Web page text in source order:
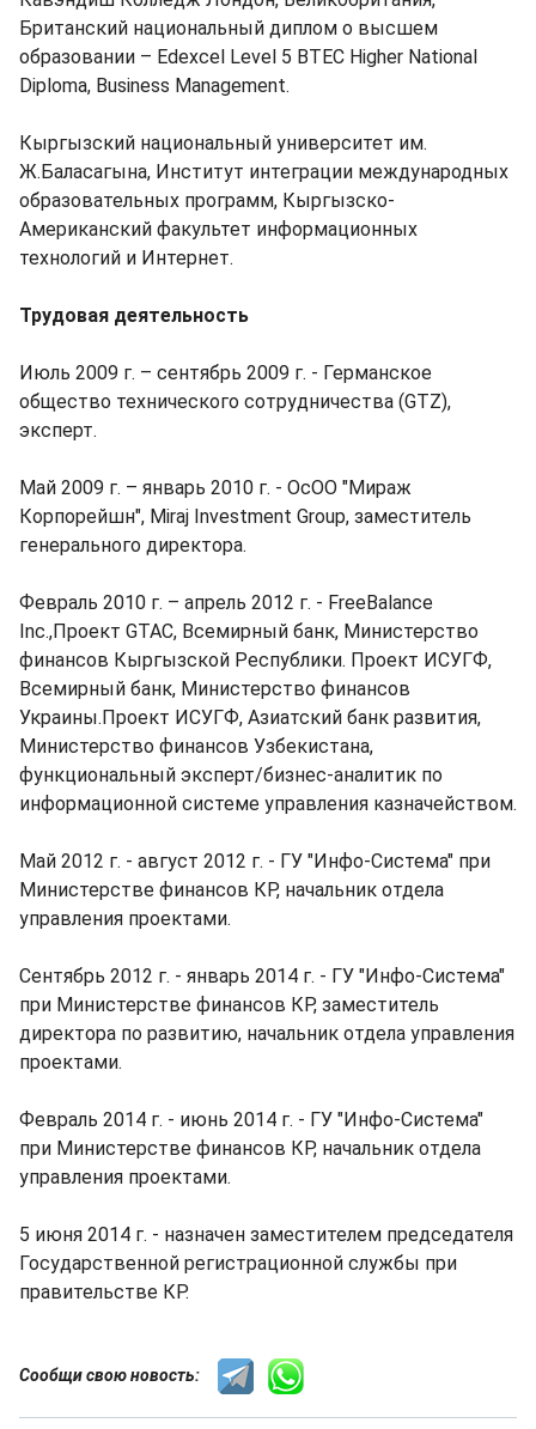
Британский национальный диплом о высшем
образовании – Edexcel Level 5 BTEC Higher National
Diploma, Business Management.
Кыргызский национальный университет им.
Ж.Баласагына, Институт интеграции международных
образовательных программ, Кыргызско-
Американский факультет информационных
технологий и Интернет.
Трудовая деятельность
Июль 2009 г. – сентябрь 2009 г. - Германское
общество технического сотрудничества (GTZ),
эксперт.
Май 2009 г. – январь 2010 г. - ОсОО "Мираж
Корпорейшн", Miraj Investment Group, заместитель
генерального директора.
Февраль 2010 г. – апрель 2012 г. - FreeBalance
Inc.,Проект GTAC, Всемирный банк, Министерство
финансов Кыргызской Республики. Проект ИСУГФ,
Всемирный банк, Министерство финансов
Украины.Проект ИСУГФ, Азиатский банк развития,
Министерство финансов Узбекистана,
функциональный эксперт/бизнес-аналитик по
информационной системе управления казначейством.
Май 2012 г. - август 2012 г. - ГУ "Инфо-Система" при
Министерстве финансов КР, начальник отдела
управления проектами.
Сентябрь 2012 г. - январь 2014 г. - ГУ "Инфо-Система"
при Министерстве финансов КР, заместитель
директора по развитию, начальник отдела управления
проектами.
Февраль 2014 г. - июнь 2014 г. - ГУ "Инфо-Система"
при Министерстве финансов КР, начальник отдела
управления проектами.
5 июня 2014 г. - назначен заместителем председателя
Государственной регистрационной службы при
правительстве КР.
Сообщи свою новость: